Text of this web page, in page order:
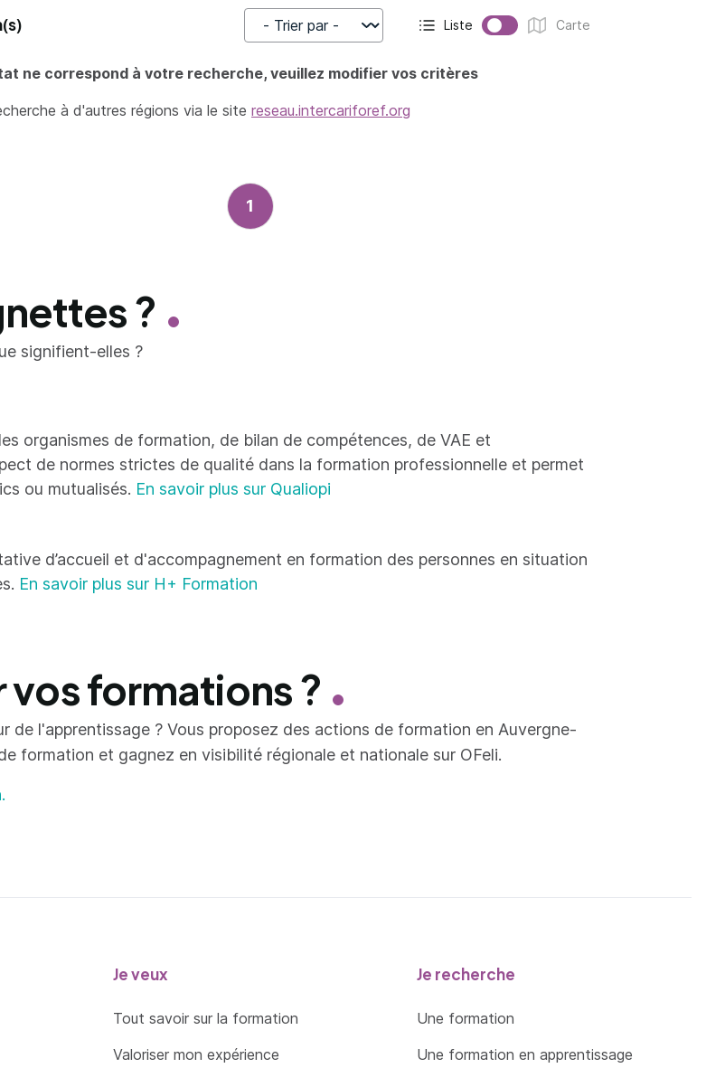
Trier par Affichage actif :
Liste
Affichage :
Carte
ne correspond à votre recherche, veuillez modifier vos critères
à d'autres régions via le site reseau.intercariforef.org
1
?
signifient-elles ?
organismes de formation, de bilan de compétences, de VAE et
de normes strictes de qualité dans la formation professionnelle et permet
ou mutualisés. En savoir plus sur Qualiopi
d’accueil et d'accompagnement en formation des personnes en situation
En savoir plus sur H+ Formation
formations ?
de l'apprentissage ? Vous proposez des actions de formation en Auvergne-
formation et gagnez en visibilité régionale et nationale sur OFeli.
Je veux
Tout savoir sur la formation
Valoriser mon expérience
Je recherche
Une formation
Une formation en apprentissage